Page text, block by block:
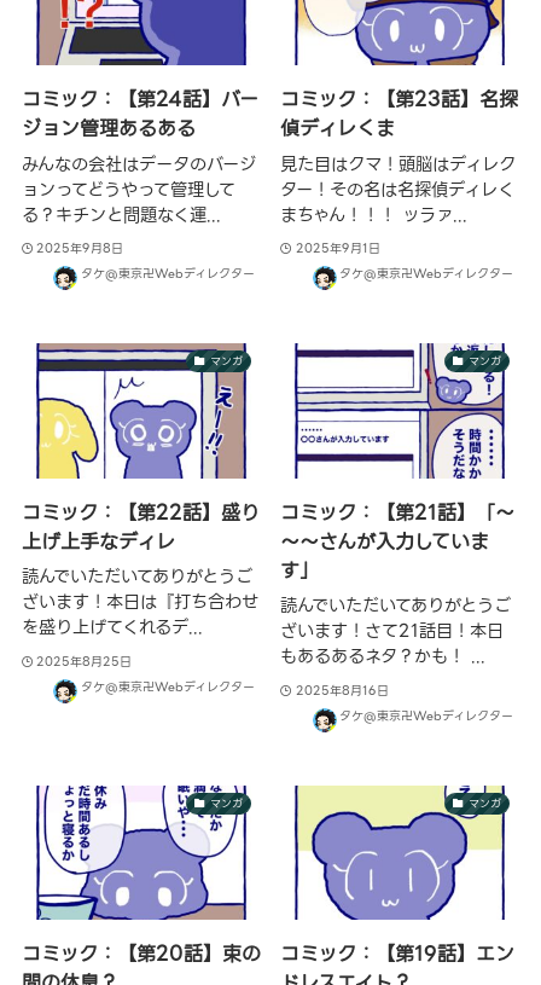
コミック：【第24話】バー
ジョン管理あるある
みんなの会社はデータのバージ
ョンってどうやって管理して
る？キチンと問題なく運...
2025年9月8日
タケ@東京卍Webディレクター
コミック：【第23話】名探
偵ディレくま
見た目はクマ！頭脳はディレク
ター！その名は名探偵ディレく
まちゃん！！！ ッラァ...
2025年9月1日
タケ@東京卍Webディレクター
マンガ
コミック：【第22話】盛り
上げ上手なディレ
読んでいただいてありがとうご
ざいます！本日は『打ち合わせ
を盛り上げてくれるデ...
2025年8月25日
タケ@東京卍Webディレクター
マンガ
コミック：【第21話】「～
～～さんが入力していま
す」
読んでいただいてありがとうご
ざいます！さて21話目！本日
もあるあるネタ？かも！ ...
2025年8月16日
タケ@東京卍Webディレクター
マンガ
コミック：【第20話】束の
マンガ
コミック：【第19話】エン